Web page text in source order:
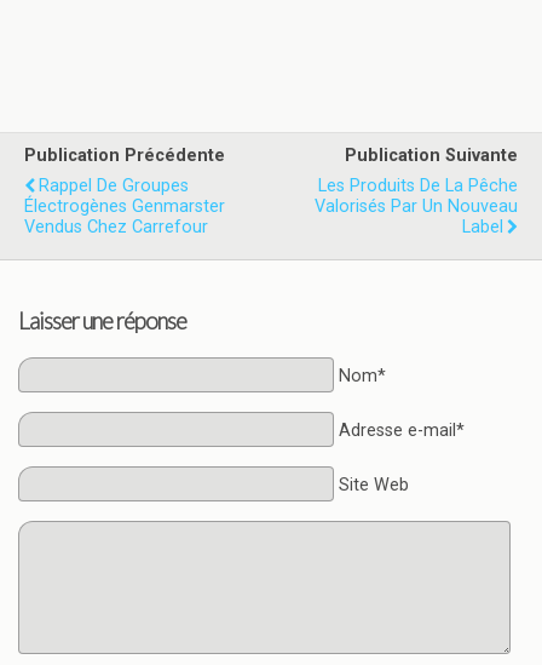
Publication Précédente
Rappel De Groupes
Électrogènes Genmarster
Vendus Chez Carrefour
Publication Suivante
Les Produits De La Pêche
Valorisés Par Un Nouveau
Label
Laisser une réponse
Nom*
Adresse e-mail*
Site Web